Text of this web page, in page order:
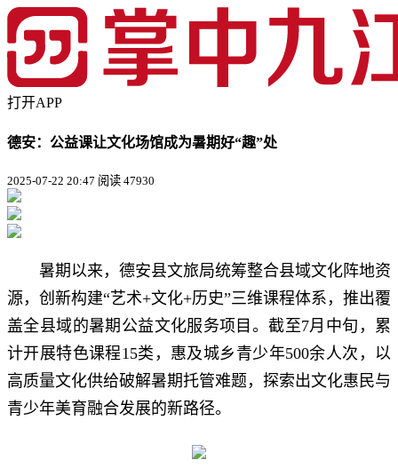
打开APP
德安：公益课让文化场馆成为暑期好“趣”处
2025-07-22 20:47 阅读 47930
暑期以来，德安县文旅局统筹整合县域文化阵地资
源，创新构建“艺术+文化+历史”三维课程体系，推出覆
盖全县域的暑期公益文化服务项目。截至7月中旬，累
计开展特色课程15类，惠及城乡青少年500余人次，以
高质量文化供给破解暑期托管难题，探索出文化惠民与
青少年美育融合发展的新路径。